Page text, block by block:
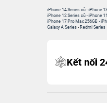
iPhone 14 Series cũ -iPhone
iPhone 12 Series cũ -iPhone
iPhone 17 Pro Max 256GB -
Galaxy A Series - Redmi Series
Kết nối